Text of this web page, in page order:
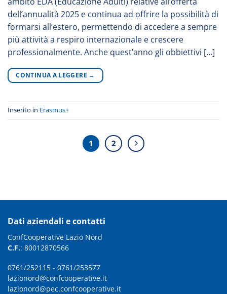
dell’annualità 2025 e continua ad offrire la possibilità di
formarsi all’estero, permettendo di accedere a sempre
più attività a respiro internazionale e crescere
professionalmente. Anche quest’anno gli obbiettivi […]
CONTINUA A LEGGERE →
Inserito in Erasmus+
1 2
Dati aziendali e contatti
ConfCooperative Lazio Nord
C.F.: 80012870566
0761/252115 - 0761/253577
lazionord@confcooperative.it
lazionord@pec.confcooperative.it